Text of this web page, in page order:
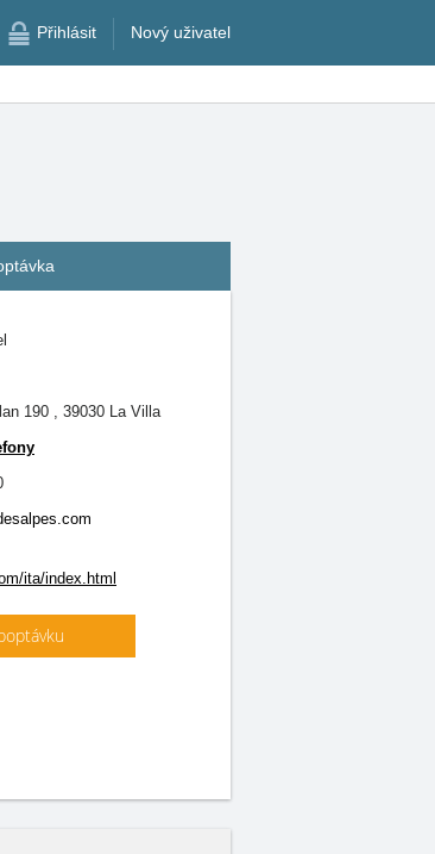
Přihlásit Nový uživatel
190 , 39030 La Villa
ita/index.html